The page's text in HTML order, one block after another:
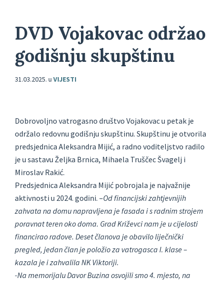
DVD Vojakovac održao
godišnju skupštinu
31.03.2025. u VIJESTI
Dobrovoljno vatrogasno društvo Vojakovac u petak je
održalo redovnu godišnju skupštinu. Skupštinu je otvorila
predsjednica Aleksandra Mijić, a radno voditeljstvo radilo
je u sastavu Željka Brnica, Mihaela Truščec Švagelj i
Miroslav Rakić.
Predsjednica Aleksandra Mijić pobrojala je najvažnije
aktivnosti u 2024. godini. –Od financijski zahtjevnijih
zahvata na domu napravljena je fasada i s radnim strojem
poravnat teren oko doma. Grad Križevci nam je u cijelosti
financirao radove. Deset članova je obavilo liječnički
pregled, jedan član je položio za vatrogasca I. klase –
kazala je i zahvalila NK Viktoriji.
-Na memorijalu Davor Buzina osvojili smo 4. mjesto, na